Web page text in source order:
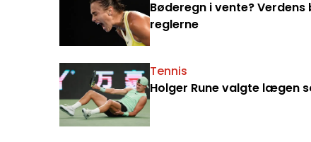
Bøderegn i vente?
reglerne
Tennis
Holger Rune valgte lægen